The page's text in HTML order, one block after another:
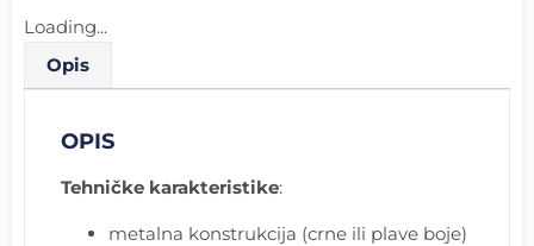
Loading...
Opis
OPIS
Tehničke karakteristike:
metalna konstrukcija (crne ili plave boje)